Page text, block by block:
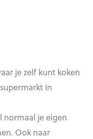
je zelf kunt koken
in
normaal je eigen
Ook naar